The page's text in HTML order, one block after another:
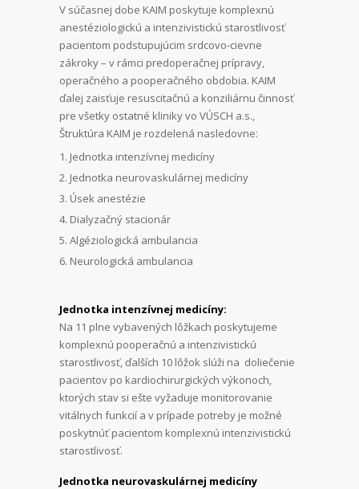
V súčasnej dobe KAIM poskytuje komplexnú
anestéziologickú a intenzivistickú starostlivosť
pacientom podstupujúcim srdcovo-cievne
zákroky – v rámci predoperačnej prípravy,
operačného a pooperačného obdobia. KAIM
ďalej zaisťuje resuscitačnú a konziliárnu činnosť
pre všetky ostatné kliniky vo VÚSCH a.s.,
Štruktúra KAIM je rozdelená nasledovne:
Jednotka intenzívnej medicíny
Jednotka neurovaskulárnej medicíny
Úsek anestézie
Dialyzačný stacionár
Algéziologická ambulancia
Neurologická ambulancia
Jednotka intenzívnej medicíny:
Na 11 plne vybavených lôžkach poskytujeme
komplexnú pooperačnú a intenzivistickú
starostlivosť, ďalších 10 lôžok slúži na doliečenie
pacientov po kardiochirurgických výkonoch,
ktorých stav si ešte vyžaduje monitorovanie
vitálnych funkcií a v prípade potreby je možné
poskytnúť pacientom komplexnú intenzivistickú
starostlivosť.
Jednotka neurovaskulárnej medicíny